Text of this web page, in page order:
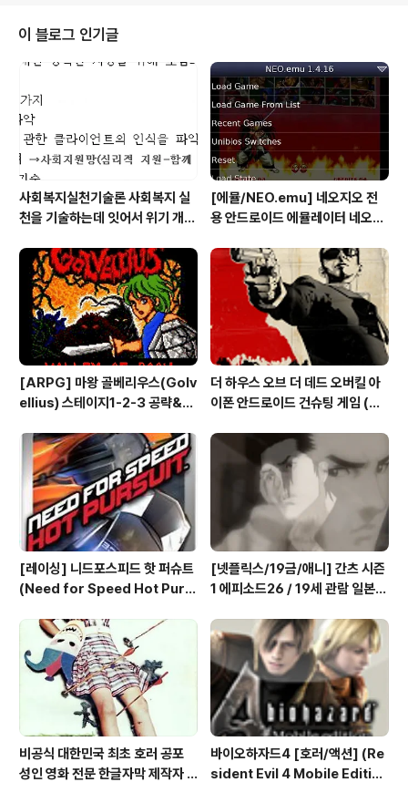
고 재미있게 감상했습니다 닥터 두리틀 은근히 특수효과가
빛을 봅니다 하긴 동물들과 대화하는 수의사의 모험담이니
특수효과 필수겠죠 누구말대로 아동영화를 어른영화처럼
포장한게 맞습니다만 짐을 벗어넣고 편안히 감상하시기
를.. 필자는 전개가 빨라서 좋았지만 스토리에 밀도 깊이가
없으니 아이언맨 또다른 모습에 만족하면 되겠습니다
이 블로그 인기글
사회복지실천기술론 사회복지 실
천을 기술하는데 잇어서 위기 개입
개입 과정을 설명하시오
[에뮬/NEO.emu] 네오지오 전
용 안드로이드 에뮬레이터 네오지
폰 테이크HD Android Emul G
ame)
[ARPG] 마왕 골베리우스(Golv
ellius) 스테이지1-2-3 공략&맵
더 하우스 오브 더 데드 오버킬 아
이폰 안드로이드 건슈팅 게임 (Ho
- The Lost Reels)
[레이싱] 니드포스피드 핫 퍼슈트
(Need for Speed Hot Purs
[넷플릭스/19금/애니] 간츠 시즌
1 에피소드26 / 19세 관람 일본
비공식 대한민국 최초 호러 공포
성인 영화 전문 한글자막 제작자 1
바이오하자드4 [호러/액션] (Re
sident Evil 4 Mobile Editio